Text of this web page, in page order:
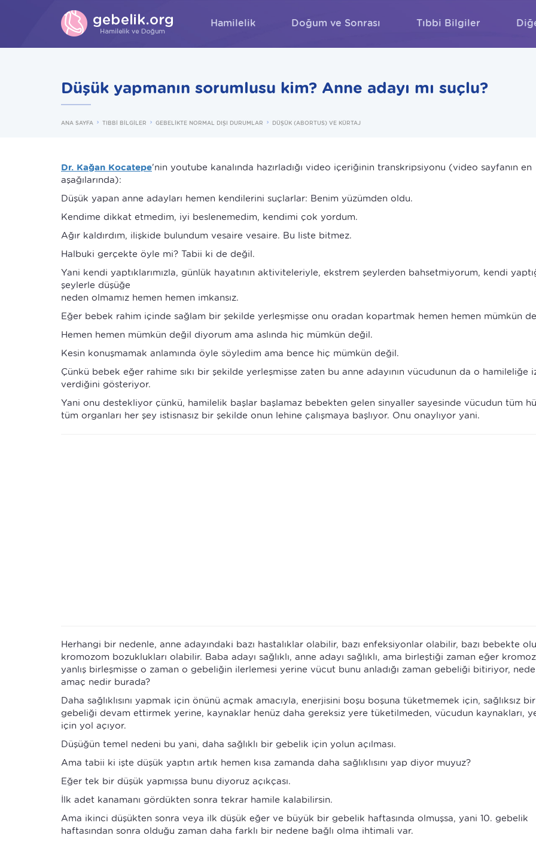
Hamilelik Doğum ve Sonrası Tıbbi Bilgiler
Düşük yapmanın sorumlusu kim? Anne adayı mı suçlu?
ANA SAYFA TIBBİ BİLGİLER GEBELİKTE NORMAL DIŞI DURUMLAR DÜŞÜK (ABORTUS) VE KÜRTAJ
Dr. Kağan Kocatepe'nin youtube kanalında hazırladığı video içeriğinin transkripsiyonu (video sayfanın en
aşağılarında):
Düşük yapan anne adayları hemen kendilerini suçlarlar: Benim yüzümden oldu.
Kendime dikkat etmedim, iyi beslenemedim, kendimi çok yordum.
Ağır kaldırdım, ilişkide bulundum vesaire vesaire. Bu liste bitmez.
Halbuki gerçekte öyle mi? Tabii ki de değil.
Yani kendi yaptıklarımızla, günlük hayatının aktiviteleriyle, ekstrem şeylerden bahsetmiyorum, kendi
şeylerle düşüğe
neden olmamız hemen hemen imkansız.
Eğer bebek rahim içinde sağlam bir şekilde yerleşmişse onu oradan kopartmak hemen hemen mümkün
Hemen hemen mümkün değil diyorum ama aslında hiç mümkün değil.
Kesin konuşmamak anlamında öyle söyledim ama bence hiç mümkün değil.
Çünkü bebek eğer rahime sıkı bir şekilde yerleşmişse zaten bu anne adayının vücudunun da o hamileliğe
verdiğini gösteriyor.
Yani onu destekliyor çünkü, hamilelik başlar başlamaz bebekten gelen sinyaller sayesinde vücudun tüm
tüm organları her şey istisnasız bir şekilde onun lehine çalışmaya başlıyor. Onu onaylıyor yani.
Herhangi bir nedenle, anne adayındaki bazı hastalıklar olabilir, bazı enfeksiyonlar olabilir, bazı bebekte
kromozom bozuklukları olabilir. Baba adayı sağlıklı, anne adayı sağlıklı, ama birleştiği zaman eğer
yanlış birleşmişse o zaman o gebeliğin ilerlemesi yerine vücut bunu anladığı zaman gebeliği bitiriyor,
amaç nedir burada?
Daha sağlıklısını yapmak için önünü açmak amacıyla, enerjisini boşu boşuna tüketmemek için, sağlıksız bir
gebeliği devam ettirmek yerine, kaynaklar henüz daha gereksiz yere tüketilmeden, vücudun kaynakları,
için yol açıyor.
Düşüğün temel nedeni bu yani, daha sağlıklı bir gebelik için yolun açılması.
Ama tabii ki işte düşük yaptın artık hemen kısa zamanda daha sağlıklısını yap diyor muyuz?
Eğer tek bir düşük yapmışsa bunu diyoruz açıkçası.
İlk adet kanamanı gördükten sonra tekrar hamile kalabilirsin.
Ama ikinci düşükten sonra veya ilk düşük eğer ve büyük bir gebelik haftasında olmuşsa, yani 10. gebelik
haftasından sonra olduğu zaman daha farklı bir nedene bağlı olma ihtimali var.